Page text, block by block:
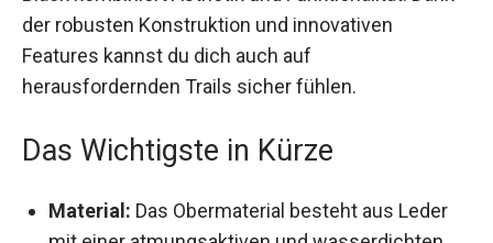
Olive/Tnf Black kombiniert Ästhetik und
Funktionalität. Dank der robusten Konstruktion
und innovativen Features kannst du dich auch auf
Das Wichtigste in Kürze
Material:
Das Obermaterial besteht aus Leder